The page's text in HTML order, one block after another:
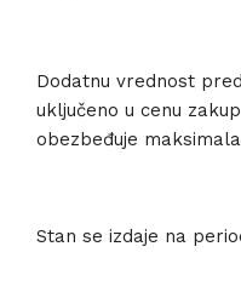
Dodatnu vrednost
uključeno u cenu
obezbeđuje
Stan se izdaje na